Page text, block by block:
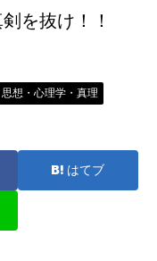
を抜け！！
想・心理学・真理
はてブ